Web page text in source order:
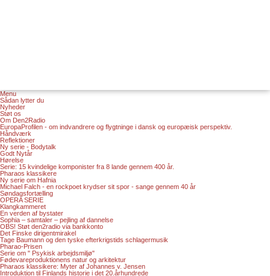
Menu
Sådan lytter du
Nyheder
Støt os
Om Den2Radio
EuropaProfilen - om indvandrere og flygtninge i dansk og europæisk perspektiv.
Håndværk
Reflektioner
Ny serie - Bodytalk
Godt Nytår
Hørelse
Serie: 15 kvindelige komponister fra 8 lande gennem 400 år.
Pharaos klassikere
Ny serie om Hafnia
Michael Falch - en rockpoet krydser sit spor - sange gennem 40 år
Søndagsfortælling
OPERA SERIE
Klangkammeret
En verden af bystater
Sophia – samtaler – pejling af dannelse
OBS! Støt den2radio via bankkonto
Det Finske dirigentmirakel
Tage Baumann og den tyske efterkrigstids schlagermusik
Pharao-Prisen
Serie om " Psykisk arbejdsmiljø"
Fødevareproduktionens natur og arkitektur
Pharaos klassikere: Myter af Johannes v. Jensen
Introduktion til Finlands historie i det 20.århundrede